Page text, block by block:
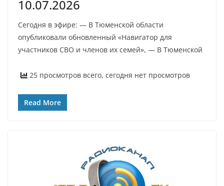
10.07.2026
Сегодня в эфире: — В Тюменской области
опубликовали обновленный «Навигатор для
участников СВО и членов их семей», — В Тюменской
25 просмотров всего, сегодня нет просмотров
Read More